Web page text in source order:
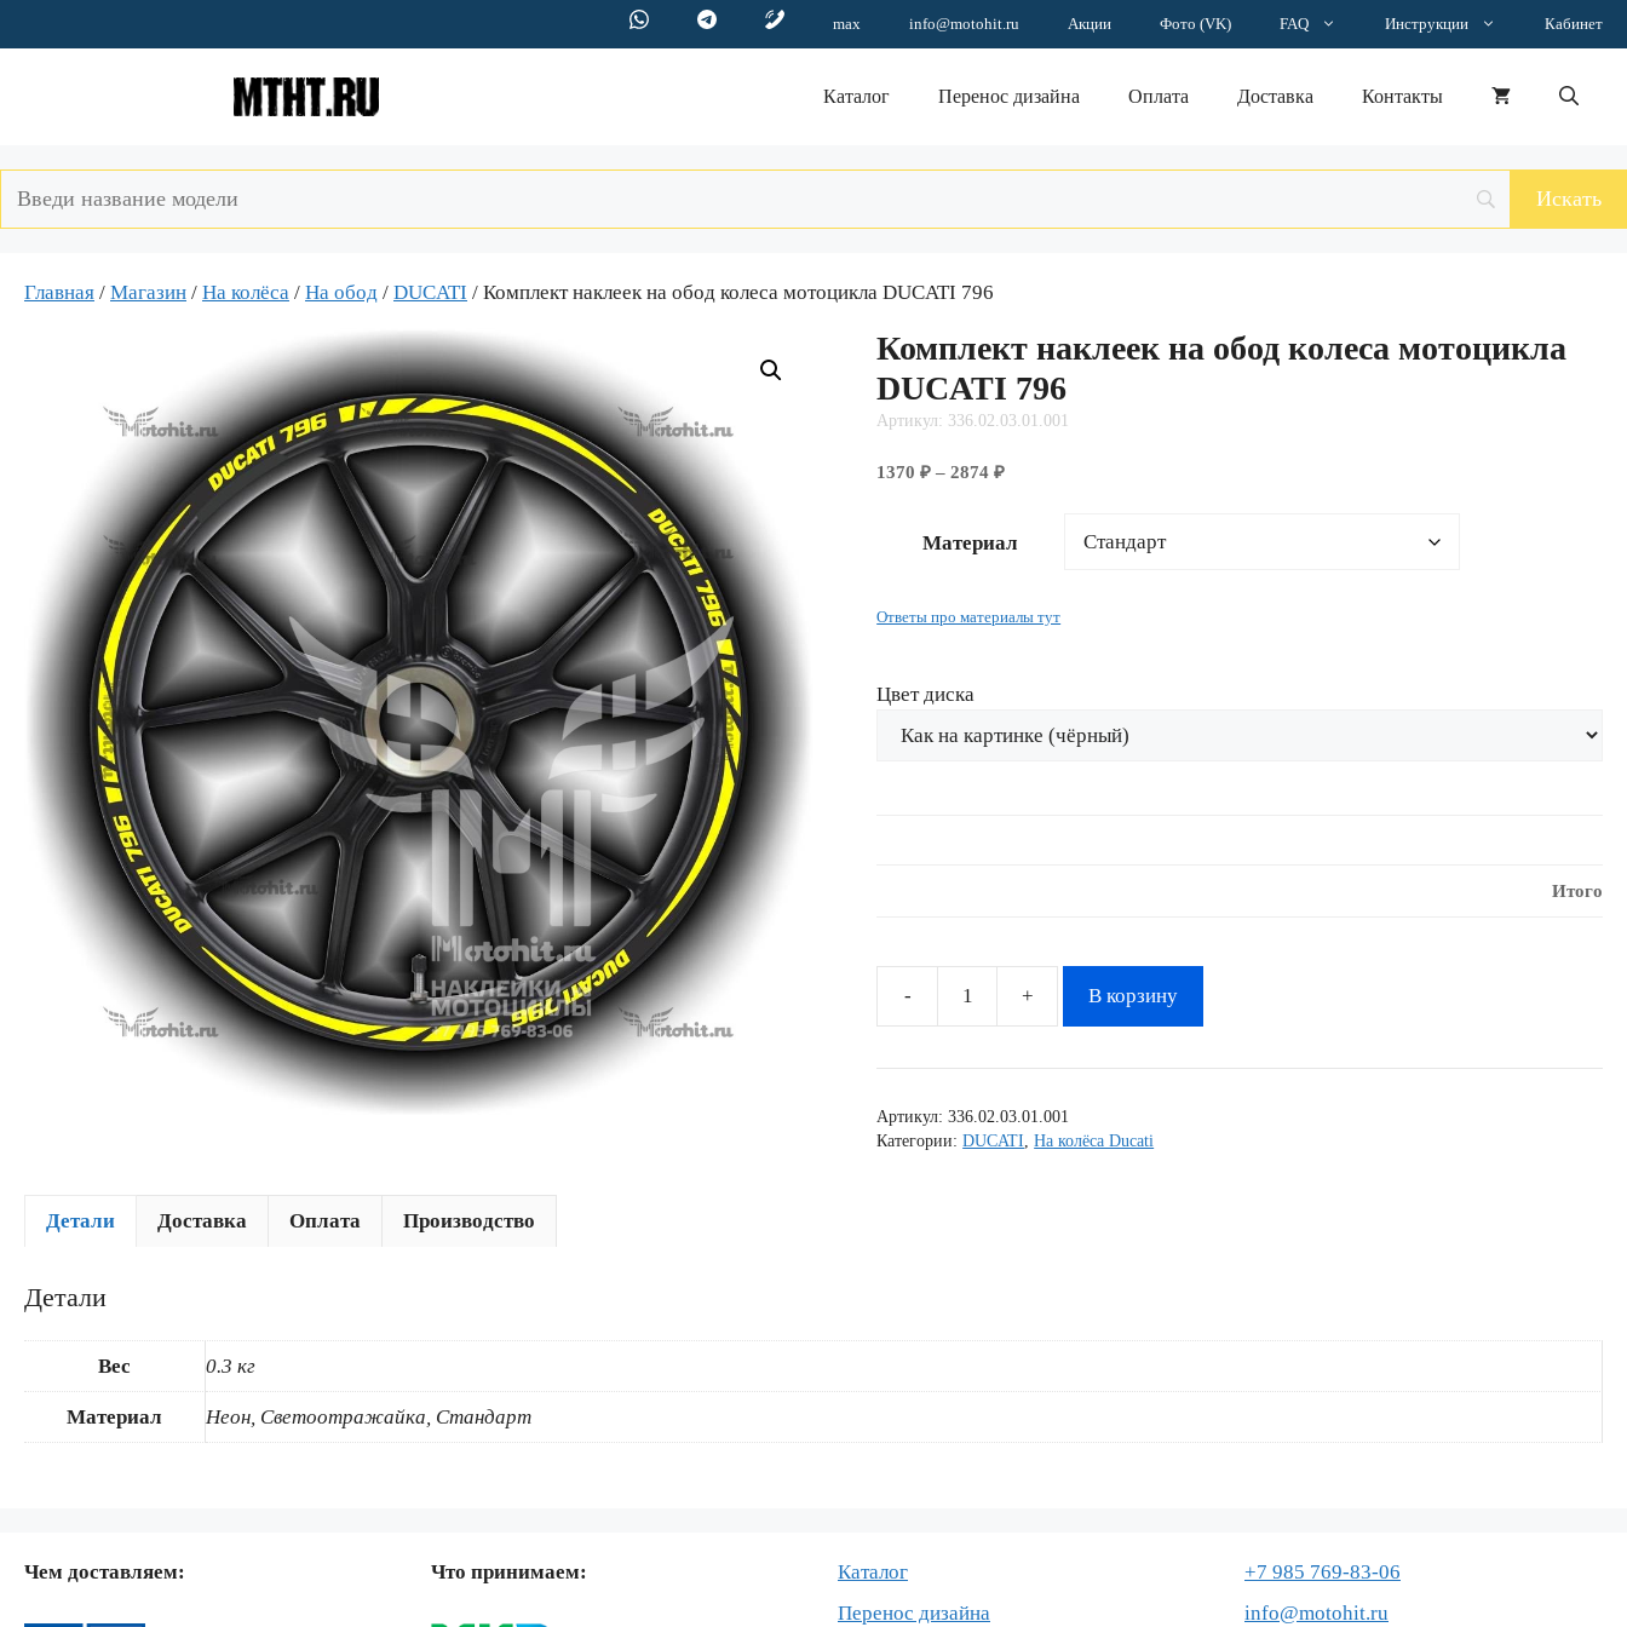
к
max info@motohit.ru Акции Фото (VK) FAQ Инструкции Кабинет
Каталог Перенос дизайна Оплата Доставка Контакты
Главная / Магазин / На колёса / На обод / DUCATI / Комплект наклеек на обод колеса мотоцикла DUCATI 796
Комплект наклеек на обод колеса мотоцикла
DUCATI 796
Артикул: 336.02.03.01.001
1370₽ – 2874₽Диапазон
–
Материал
Ответы про материалы тут
Цвет диска
Итого
Количество
Комплект
на
В корзину
Артикул:336.02.03.01.001
Категории:DUCATI ,На колёса Ducati
Детали Доставка Оплата Производство
Детали
Вес 0.3 кг
Материал Неон, Светоотражайка, Стандарт
Чем доставляем: Что принимаем:
Каталог
Перенос дизайна
+7 985 769-83-06
info@motohit.ru
2874 ₽